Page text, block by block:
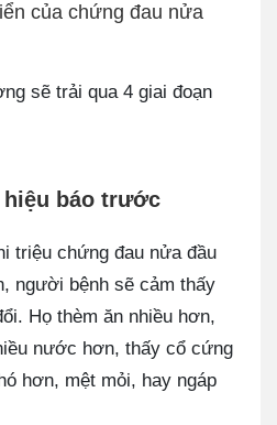
của chứng đau nửa
sẽ trải qua 4 giai đoạn
hiệu báo trước
triệu chứng đau nửa đầu
người bệnh sẽ cảm thấy
Họ thèm ăn nhiều hơn,
nước hơn, thấy cổ cứng
hơn, mệt mỏi, hay ngáp